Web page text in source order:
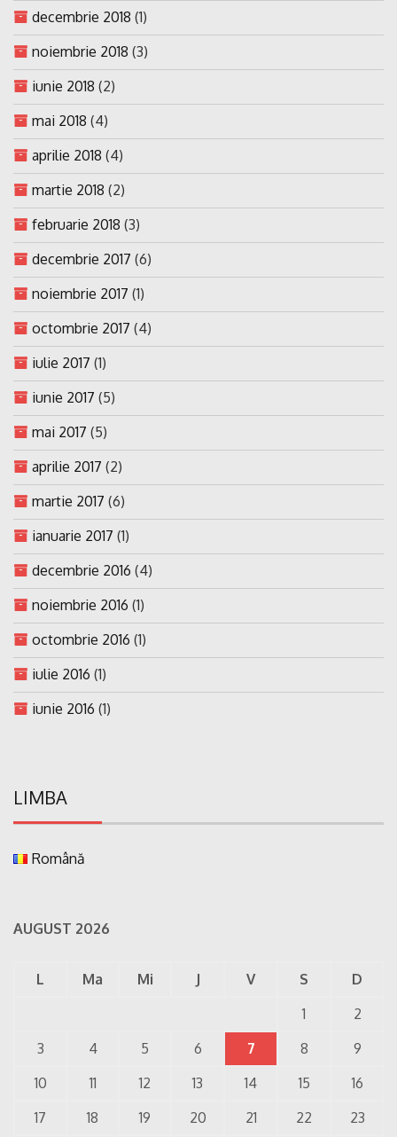
decembrie 2018 (1)
noiembrie 2018 (3)
iunie 2018 (2)
mai 2018 (4)
aprilie 2018 (4)
martie 2018 (2)
februarie 2018 (3)
decembrie 2017 (6)
noiembrie 2017 (1)
octombrie 2017 (4)
iulie 2017 (1)
iunie 2017 (5)
mai 2017 (5)
aprilie 2017 (2)
martie 2017 (6)
ianuarie 2017 (1)
decembrie 2016 (4)
noiembrie 2016 (1)
octombrie 2016 (1)
iulie 2016 (1)
iunie 2016 (1)
LIMBA
Română
AUGUST 2026
L Ma Mi J V S
D
1
2
3
4 5 6 7 8
9
10
11 12 13 14 15
16
17
18 19 20 21 22 23